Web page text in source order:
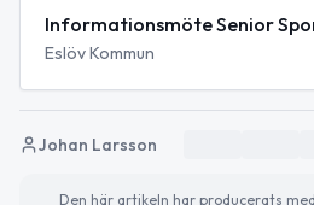
Informationsmöte Senior
Eslöv Kommun
Johan Larsson
Den här artikeln har producerats